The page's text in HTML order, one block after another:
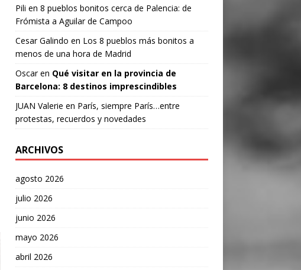
Pili en 8 pueblos bonitos cerca de Palencia: de
Frómista a Aguilar de Campoo
Cesar Galindo en Los 8 pueblos más bonitos a
menos de una hora de Madrid
Oscaren Qué visitar en la provincia de
Barcelona: 8 destinos imprescindibles
JUAN Valerie en París, siempre París…entre
protestas, recuerdos y novedades
ARCHIVOS
agosto 2026
julio 2026
junio 2026
mayo 2026
abril 2026